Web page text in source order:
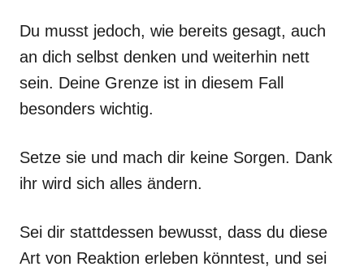
Du musst jedoch, wie bereits gesagt, auch
an dich selbst denken und weiterhin nett
sein. Deine Grenze ist in diesem Fall
besonders wichtig.
Setze sie und mach dir keine Sorgen. Dank
ihr wird sich alles ändern.
Sei dir stattdessen bewusst, dass du diese
Art von Reaktion erleben könntest, und sei